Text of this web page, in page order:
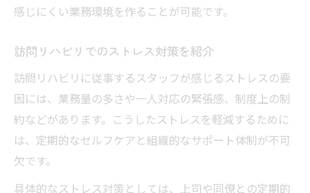
感じにくい業務環境を作ることが可能です。
訪問リハビリでのストレス対策を紹介
訪問リハビリに従事するスタッフが感じるストレスの要
因には、業務量の多さや一人対応の緊張感、制度上の制
約などがあります。こうしたストレスを軽減するために
は、定期的なセルフケアと組織的なサポート体制が不可
欠です。
具体的なストレス対策としては、上司や同僚との定期的